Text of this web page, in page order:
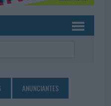
ANUNCIANTES